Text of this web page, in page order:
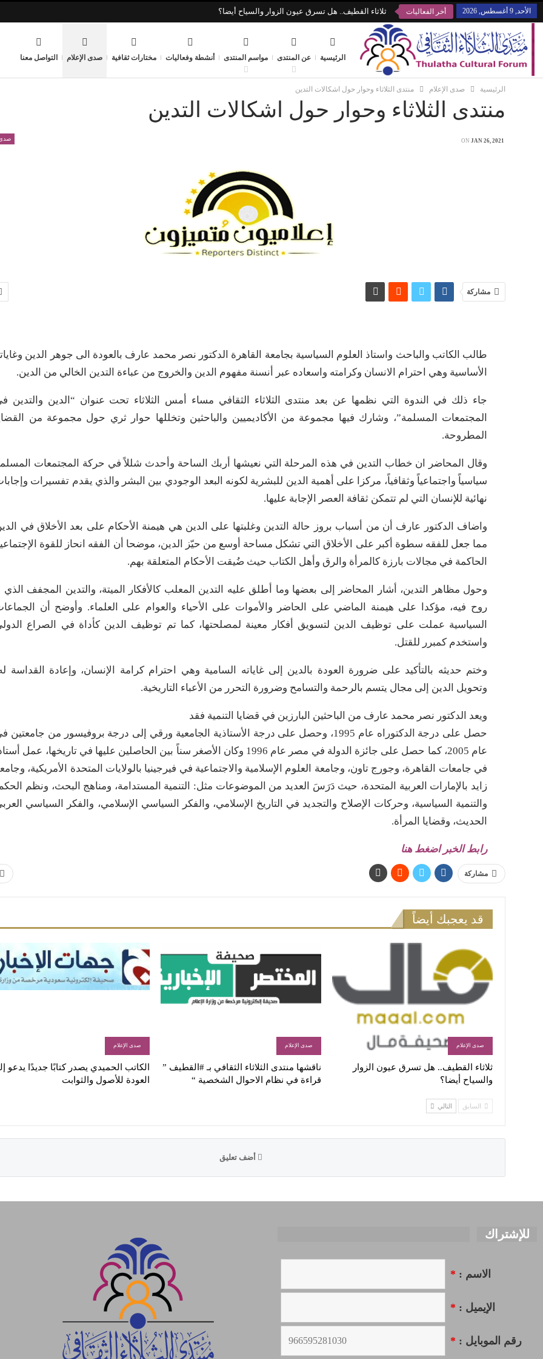
الأحد, 9 أغسطس, 2026 أخر الفعاليات ثلاثاء القطيف.. هل تسرق عيون الزوار والسياح أيضا؟
الرئيسية عن المنتدى مواسم المنتدى أنشطة وفعاليات مختارات ثقافية صدى الإعلام التواصل معنا
الرئيسية صدى الإعلام منتدى الثلاثاء وحوار حول اشكالات التدين
منتدى الثلاثاء وحوار حول اشكالات التدين
صدى ON JAN 26, 2021
مشاركة
طالب الكاتب والباحث واستاذ العلوم السياسية بجامعة القاهرة الدكتور نصر محمد عارف بالعودة الى جوهر الدين
الأساسية وهي احترام الانسان وكرامته واسعاده عبر أنسنة مفهوم الدين والخروج من عباءة التدين الخالي من الدين.
جاء ذلك في الندوة التي نظمها عن بعد منتدى الثلاثاء الثقافي مساء أمس الثلاثاء تحت عنوان “الدين والتدين
المجتمعات المسلمة”، وشارك فيها مجموعة من الأكاديميين والباحثين وتخللها حوار ثري حول مجموعة من
المطروحة.
وقال المحاضر ان خطاب التدين في هذه المرحلة التي نعيشها أربك الساحة وأحدث شللاً في حركة المجتمعات
سياسياً واجتماعياً وثقافياً، مركزا على أهمية الدين للبشرية لكونه البعد الوجودي بين البشر والذي يقدم تفسيرات
نهائية للإنسان التي لم تتمكن ثقافة العصر الإجابة عليها.
واضاف الدكتور عارف أن من أسباب بروز حالة التدين وغلبتها على الدين هي هيمنة الأحكام على بعد الأخلاق في
مما جعل للفقه سطوة أكبر على الأخلاق التي تشكل مساحة أوسع من حيّز الدين، موضحا أن الفقه انحاز للقوة
الحاكمة في مجالات بارزة كالمرأة والرق وأهل الكتاب حيث ضُيقت الأحكام المتعلقة بهم.
وحول مظاهر التدين، أشار المحاضر إلى بعضها وما أطلق عليه التدين المعلب كالأفكار الميتة، والتدين المجفف الذي
روح فيه، مؤكدا على هيمنة الماضي على الحاضر والأموات على الأحياء والعوام على العلماء. وأوضح أن
السياسية عملت على توظيف الدين لتسويق أفكار معينة لمصلحتها، كما تم توظيف الدين كأداة في الصراع
واستخدم كمبرر للقتل.
وختم حديثه بالتأكيد على ضرورة العودة بالدين إلى غاياته السامية وهي احترام كرامة الإنسان، وإعادة القداسة
وتحويل الدين إلى مجال يتسم بالرحمة والتسامح وضرورة التحرر من الأعباء التاريخية.
ويعد الدكتور نصر محمد عارف من الباحثين البارزين في قضايا التنمية فقد
حصل على درجة الدكتوراه عام 1995، وحصل على درجة الأستاذية الجامعية ورقي إلى درجة بروفيسور من جامعتين
عام 2005، كما حصل على جائزة الدولة في مصر عام 1996 وكان الأصغر سناً بين الحاصلين عليها في تاريخها، عمل
في جامعات القاهرة، وجورج تاون، وجامعة العلوم الإسلامية والاجتماعية في فيرجينيا بالولايات المتحدة الأمريكية،
زايد بالإمارات العربية المتحدة، حيث دَرَسَ العديد من الموضوعات مثل: التنمية المستدامة، ومناهج البحث، ونظم
والتنمية السياسية، وحركات الإصلاح والتجديد في التاريخ الإسلامي، والفكر السياسي الإسلامي، والفكر السياسي
الحديث، وقضايا المرأة.
رابط الخبر اضغط هنا
مشاركة
قد يعجبك أيضاً
صدى الإعلام
ثلاثاء القطيف.. هل تسرق عيون الزوار
والسياح أيضا؟
صدى الإعلام
ناقشها منتدى الثلاثاء الثقافي بـ #القطيف ”
قراءة في نظام الاحوال الشخصية “
صدى الإعلام
الكاتب الحميدي يصدر كتابًا جديدًا يدعو
العودة للأصول والثوابت
السابق التالي
أضف تعليق
للإشتراك
الاسم : *
الإيميل : *
رقم الموبايل : *